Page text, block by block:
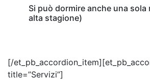
Si può dormire anche una
alta stagione)
[/
title=”Servizi”]